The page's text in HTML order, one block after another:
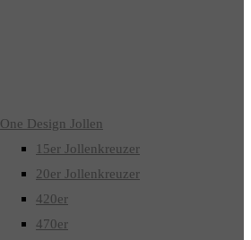
One Design Jollen
15er Jollenkreuzer
20er Jollenkreuzer
420er
470er